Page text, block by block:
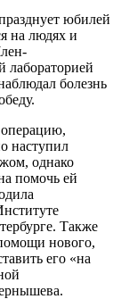
юбилей
на людях и
лабораторией
болезнь
наступил
однако
помочь ей
Также
нового,
его «на